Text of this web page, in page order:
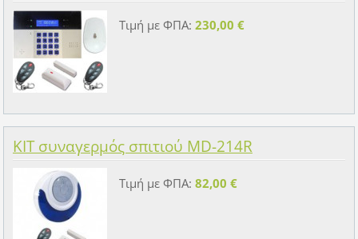
Τιμή με ΦΠΑ: 230,00 €
KIT συναγερμός σπιτιού MD-214R
Τιμή με ΦΠΑ: 82,00 €